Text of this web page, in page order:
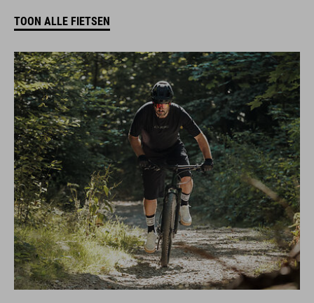
TOON ALLE FIETSEN